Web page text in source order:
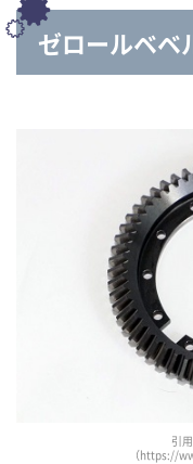
ゼロールベベ
引
（https://